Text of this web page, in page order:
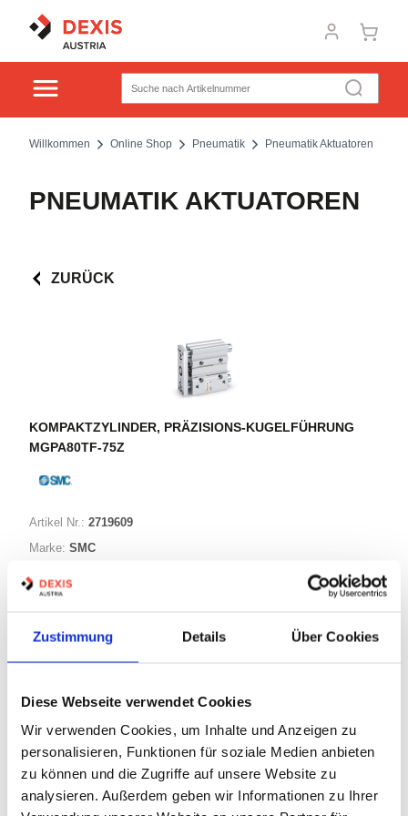
Zustimmung Details Über Cookies
Diese Webseite verwendet Cookies
Wir verwenden Cookies, um Inhalte und Anzeigen zu
personalisieren, Funktionen für soziale Medien anbieten
zu können und die Zugriffe auf unsere Website zu
analysieren. Außerdem geben wir Informationen zu Ihrer
Willkommen Online Shop Pneumatik Pneumatik Aktuatoren
PNEUMATIK AKTUATOREN
ZURÜCK
KOMPAKTZYLINDER, PRÄZISIONS-KUGELFÜHRUNG
MGPA80TF-75Z
Artikel Nr.: 2719609
Marke: SMC
Bezeichnung:
STK
Nicht auf Lager
Print
PRODUKTBESCHREIBUNG